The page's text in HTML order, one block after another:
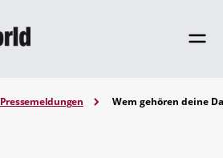
Pressemeldungen Wem gehören deine